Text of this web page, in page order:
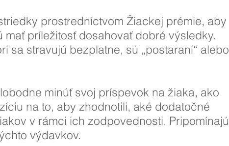
prostredníctvom Žiackej prémie, aby
príležitosť dosahovať dobré výsledky.
sa stravujú bezplatne, sú „postaraní“ alebo
minúť svoj príspevok na žiaka, ako
na to, aby zhodnotili, aké dodatočné
v rámci ich zodpovednosti. Pripomínajú
výdavkov.